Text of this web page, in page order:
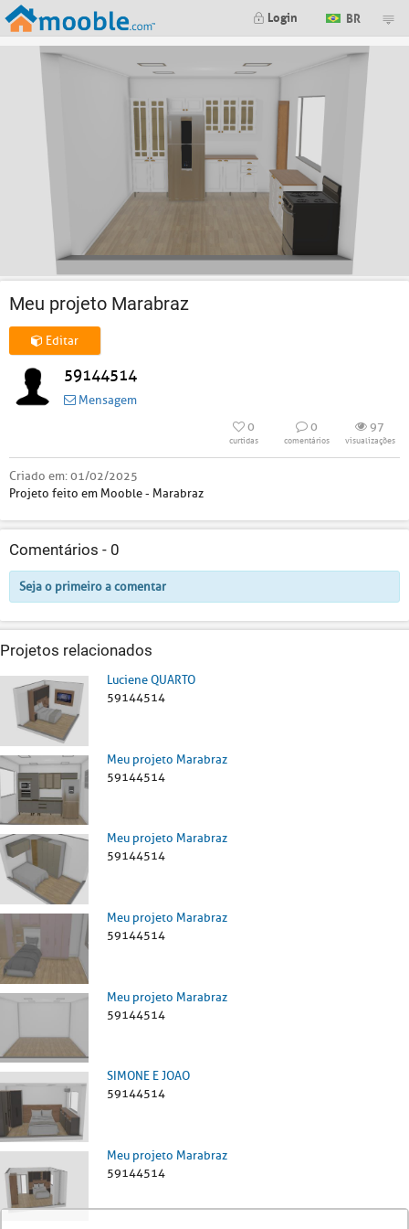
Login BR
Meu projeto Marabraz
Editar
59144514
Mensagem
0
curtidas
0
comentários
97
visualizações
Criado em:01/02/2025
Projeto feito em Mooble - Marabraz
Comentários - 0
Seja o primeiro a comentar
Projetos relacionados
Luciene QUARTO
59144514
Meu projeto Marabraz
59144514
Meu projeto Marabraz
59144514
Meu projeto Marabraz
59144514
Meu projeto Marabraz
59144514
SIMONE E JOAO
59144514
Meu projeto Marabraz
59144514